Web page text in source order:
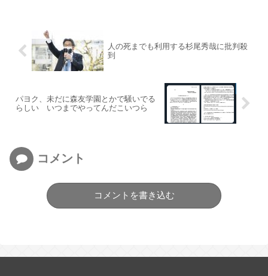
人の死までも利用する杉尾秀哉に批判殺
到
パヨク、未だに森友学園とかで騒いでる
らしい いつまでやってんだこいつら
コメント
コメントを書き込む